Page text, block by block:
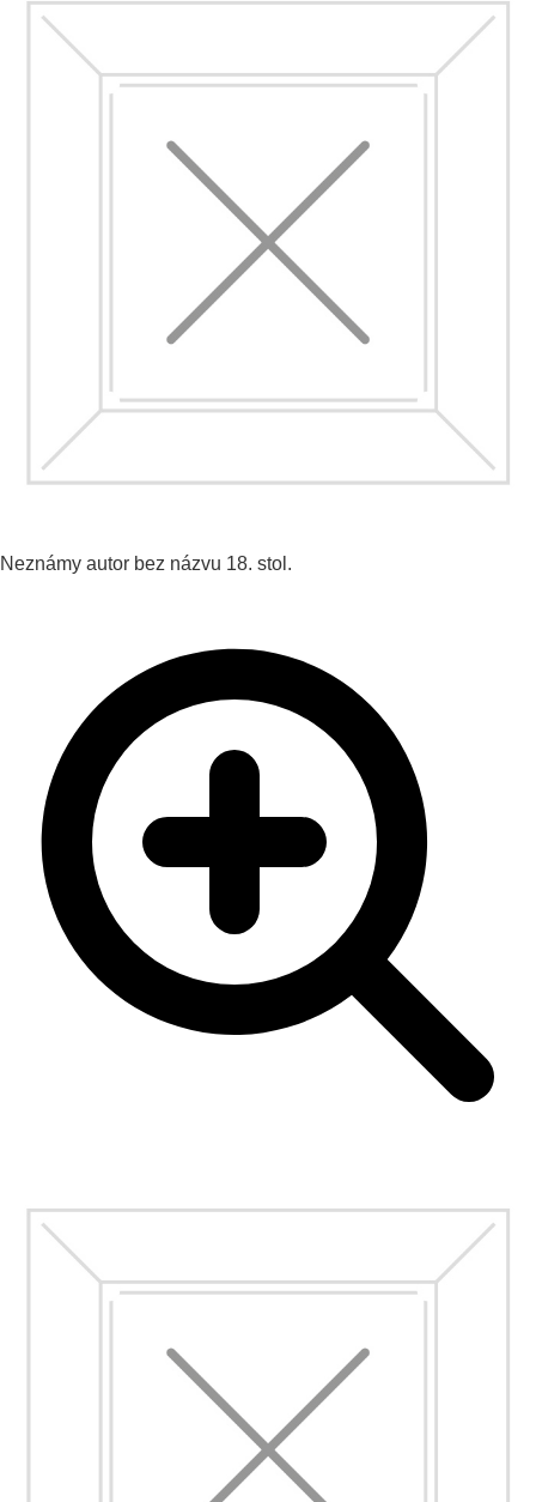
Neznámy autor bez názvu 18. stol.